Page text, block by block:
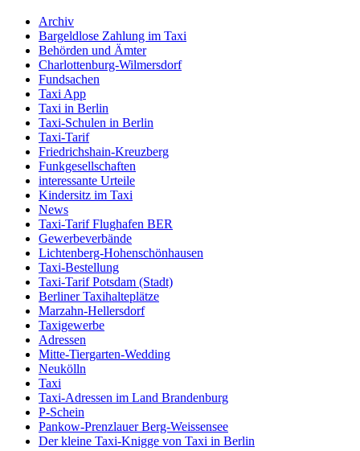
Archiv
Bargeldlose Zahlung im Taxi
Behörden und Ämter
Charlottenburg-Wilmersdorf
Fundsachen
Taxi App
Taxi in Berlin
Taxi-Schulen in Berlin
Taxi-Tarif
Friedrichshain-Kreuzberg
Funkgesellschaften
interessante Urteile
Kindersitz im Taxi
News
Taxi-Tarif Flughafen BER
Gewerbeverbände
Lichtenberg-Hohenschönhausen
Taxi-Bestellung
Taxi-Tarif Potsdam (Stadt)
Berliner Taxihalteplätze
Marzahn-Hellersdorf
Taxigewerbe
Adressen
Mitte-Tiergarten-Wedding
Neukölln
Taxi
Taxi-Adressen im Land Brandenburg
P-Schein
Pankow-Prenzlauer Berg-Weissensee
Der kleine Taxi-Knigge von Taxi in Berlin